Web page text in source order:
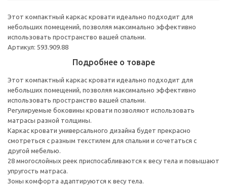
Этот компактный каркас кровати идеально подходит для
небольших помещений, позволяя максимально эффективно
использовать пространство вашей спальни.
Артикул: 593.909.88
Подробнее о товаре
Этот компактный каркас кровати идеально подходит для
небольших помещений, позволяя максимально эффективно
использовать пространство вашей спальни.
Регулируемые боковины кровати позволяют использовать
матрасы разной толщины.
Каркас кровати универсального дизайна будет прекрасно
смотреться с разным текстилем для спальни и сочетаться с
другой мебелью.
28 многослойных реек приспосабливаются к весу тела и повышают
упругость матраса.
Зоны комфорта адаптируются к весу тела.